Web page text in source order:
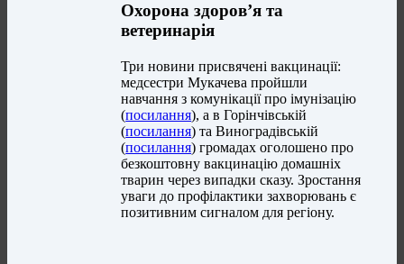
Охорона здоров’я та
ветеринарія
Три новини присвячені вакцинації:
медсестри Мукачева пройшли
навчання з комунікації про імунізацію
(посилання), а в Горінчівській
(посилання) та Виноградівській
(посилання) громадах оголошено про
безкоштовну вакцинацію домашніх
тварин через випадки сказу. Зростання
уваги до профілактики захворювань є
позитивним сигналом для регіону.